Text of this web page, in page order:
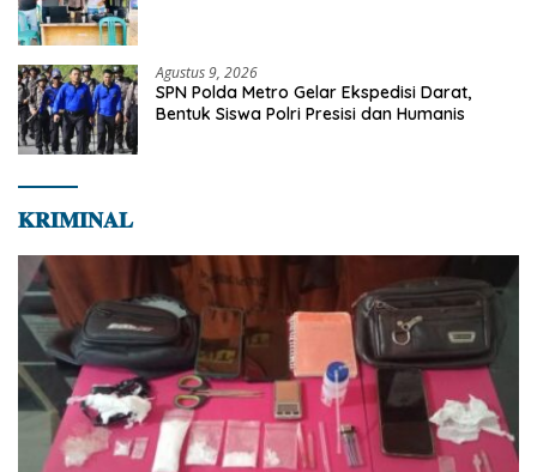
Agustus 9, 2026
SPN Polda Metro Gelar Ekspedisi Darat,
Bentuk Siswa Polri Presisi dan Humanis
𝐊𝐑𝐈𝐌𝐈𝐍𝐀𝐋